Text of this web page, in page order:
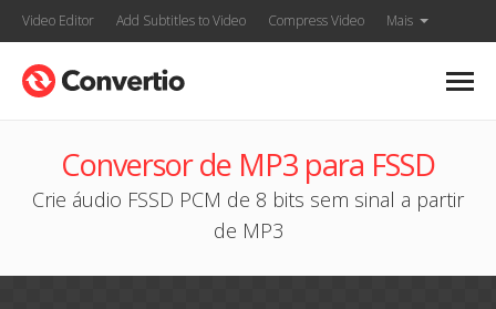
Video Editor Add Subtitles to Video Compress Video Mais
Conversor de MP3 para FSSD
Crie áudio FSSD PCM de 8 bits sem sinal a partir
de MP3